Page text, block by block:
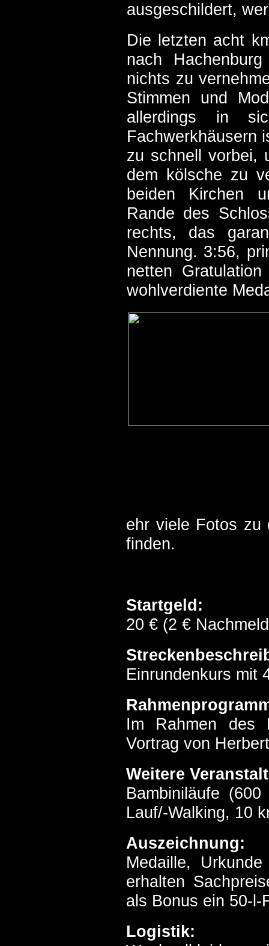
ausgeschildert,
Die letzten acht
nach
nichts zu
Stimmen und
allerdings in
Fachwerkhäusern
zu schnell vorbei,
dem kölsche zu
beiden Kirchen
Rande des
rechts, das
Nennung. 3:56,
netten
wohlverdiente
ehr viele Fotos
finden.
Startgeld:
20 € (2 €
Einrundenkurs mit
Im Rahmen des
Vortrag von
Weitere
Bambiniläufe
Lauf/-Walking, 10
Auszeichnung:
Medaille,
erhalten
als Bonus ein 50-l-
Logistik: